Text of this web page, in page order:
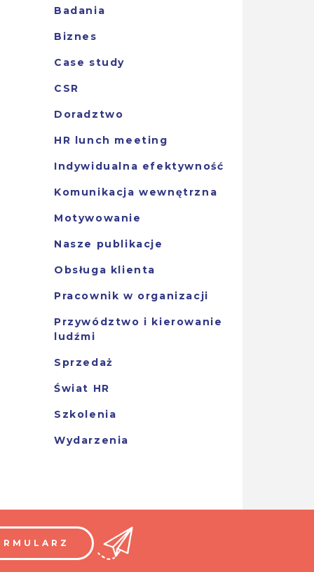
Badania
Biznes
Case study
CSR
Doradztwo
HR lunch meeting
Indywidualna efektywność
Komunikacja wewnętrzna
Motywowanie
Nasze publikacje
Obsługa klienta
Pracownik w organizacji
Przywództwo i kierowanie
ludźmi
Sprzedaż
Świat HR
Szkolenia
Wydarzenia